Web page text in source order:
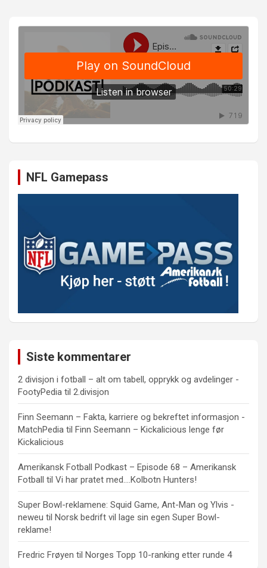
NFL Gamepass
Siste kommentarer
2 divisjon i fotball – alt om tabell, opprykk og avdelinger -
FootyPedia til 2.divisjon
Finn Seemann – Fakta, karriere og bekreftet informasjon -
MatchPedia til Finn Seemann – Kickalicious lenge før
Kickalicious
Amerikansk Fotball Podkast – Episode 68 – Amerikansk
Fotball til Vi har pratet med….Kolbotn Hunters!
Super Bowl-reklamene: Squid Game, Ant-Man og Ylvis -
neweu til Norsk bedrift vil lage sin egen Super Bowl-
reklame!
Fredric Frøyen til Norges Topp 10-ranking etter runde 4